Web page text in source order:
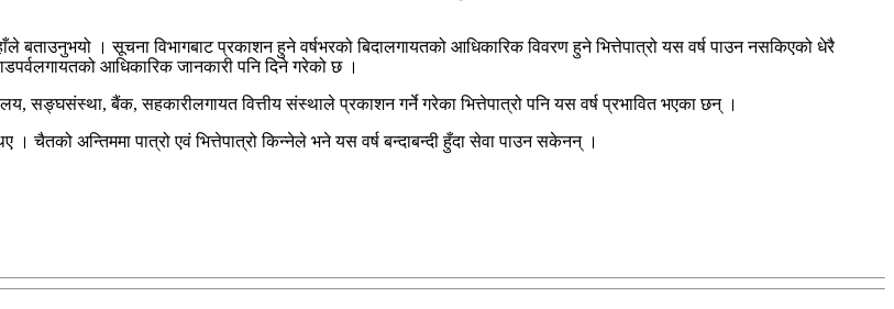
बताउनुभयो । सूचना विभागबाट प्रकाशन हुने वर्षभरको बिदालगायतको आधिकारिक विवरण हुने भित्तेपात्रो यस वर्ष पाउन नसकिएको धेरै
आधिकारिक जानकारी पनि दिने गरेको छ ।
सङ्घसंस्था, बैंक, सहकारीलगायत वित्तीय संस्थाले प्रकाशन गर्ने गरेका भित्तेपात्रो पनि यस वर्ष प्रभावित भएका छन् ।
चैतको अन्तिममा पात्रो एवं भित्तेपात्रो किन्नेले भने यस वर्ष बन्दाबन्दी हुँदा सेवा पाउन सकेनन् ।